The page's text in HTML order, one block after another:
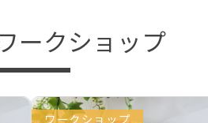
ークショップ
ワークショップ